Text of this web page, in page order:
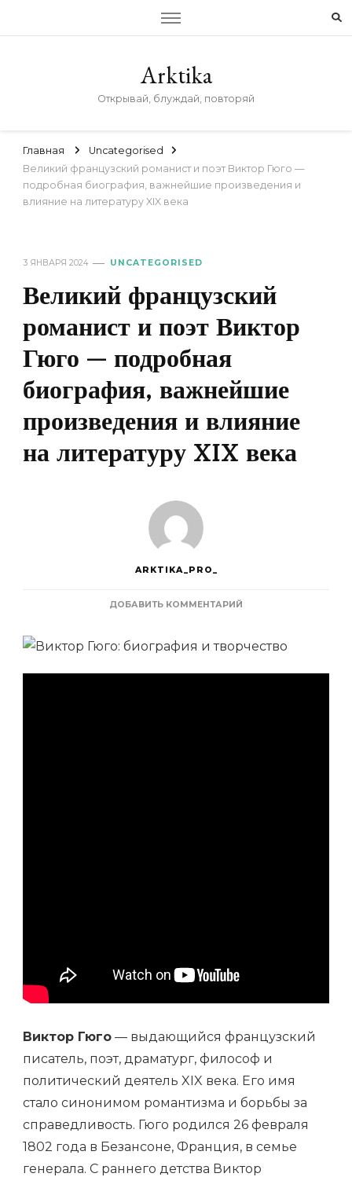
Arktika
Открывай, блуждай, повторяй
Главная
Uncategorised
Великий французский романист и поэт Виктор Гюго —
подробная биография, важнейшие произведения и
влияние на литературу XIX века
3 ЯНВАРЯ 2024 UNCATEGORISED
Великий французский
романист и поэт Виктор
Гюго — подробная
биография, важнейшие
произведения и влияние
на литературу XIX века
ARKTIKA_PRO_
ДОБАВИТЬ КОММЕНТАРИЙ
ФРАНЦУЗСКИЙ
И
Виктор Гюго — выдающийся французский
писатель, поэт, драматург, философ и
политический деятель XIX века. Его имя
стало синонимом романтизма и борьбы за
справедливость. Гюго родился 26 февраля
1802 года в Безансоне, Франция, в семье
генерала. С раннего детства Виктор